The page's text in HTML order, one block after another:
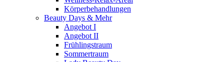
Körperbehandlungen
Beauty Days & Mehr
Angebot I
Angebot II
Frühlingstraum
Sommertraum